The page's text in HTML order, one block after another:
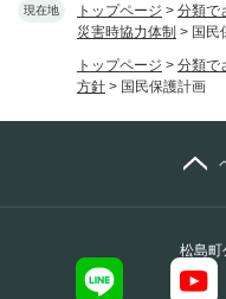
現在地 トップページ > 分類で
災害時協力体制 > 国民
トップページ > 分類で
方針 > 国民保護計画
松島町